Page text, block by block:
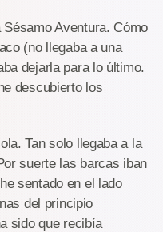
Aventura. Cómo
(no llegaba a una
dejarla para lo último.
descubierto los
Tan solo llegaba a la
suerte las barcas iban
sentado en el lado
del principio
sido que recibía